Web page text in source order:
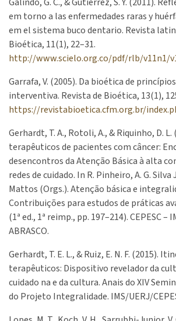
em torno a las enfermedades raras y
em el sistema buco dentario. Revista
Bioética, 11(1), 22–31.
http://www.scielo.org.co/pdf/rlb/v11n1/
Garrafa, V. (2005). Da bioética de
interventiva. Revista de Bioética, 13(1),
https://revistabioetica.cfm.org.br/index.php/
Gerhardt, T. A., Rotoli, A., & Riquinho, D.
terapêuticos de pacientes com câncer:
desencontros da Atenção Básica à alta
redes de cuidado. In R. Pinheiro, A. G. Silva
Mattos (Orgs.). Atenção básica e
Contribuições para estudos de práticas
(1ª ed., 1ª reimp., pp. 197–214). CEPESC –
ABRASCO.
Gerhardt, T. E. L., & Ruiz, E. N. F. (2015).
terapêuticos: Dispositivo revelador da
cuidado na e da cultura. Anais do XIV
do Projeto Integralidade. IMS/UERJ/